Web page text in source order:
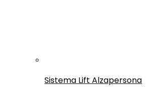
Sistema Lift Alzapersona